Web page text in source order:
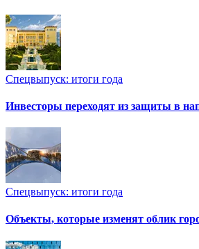
Спецвыпуск: итоги года
Инвесторы переходят из защиты в
Спецвыпуск: итоги года
Объекты, которые изменят облик